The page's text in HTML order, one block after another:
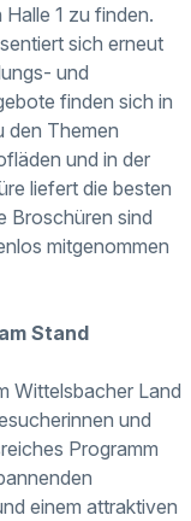
1 zu finden.
sich erneut
und
finden sich in
den Themen
und in der
liefert die besten
Broschüren sind
mitgenommen
Stand
Wittelsbacher Land
und
Programm
einem attraktiven